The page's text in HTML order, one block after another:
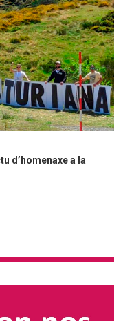
d’homenaxe a la